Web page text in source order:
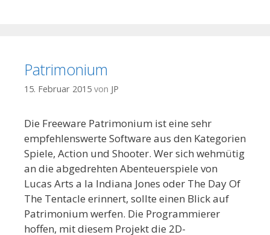
Patrimonium
15. Februar 2015 von JP
Die Freeware Patrimonium ist eine sehr
empfehlenswerte Software aus den Kategorien
Spiele, Action und Shooter. Wer sich wehmütig
an die abgedrehten Abenteuerspiele von
Lucas Arts a la Indiana Jones oder The Day Of
The Tentacle erinnert, sollte einen Blick auf
Patrimonium werfen. Die Programmierer
hoffen, mit diesem Projekt die 2D-